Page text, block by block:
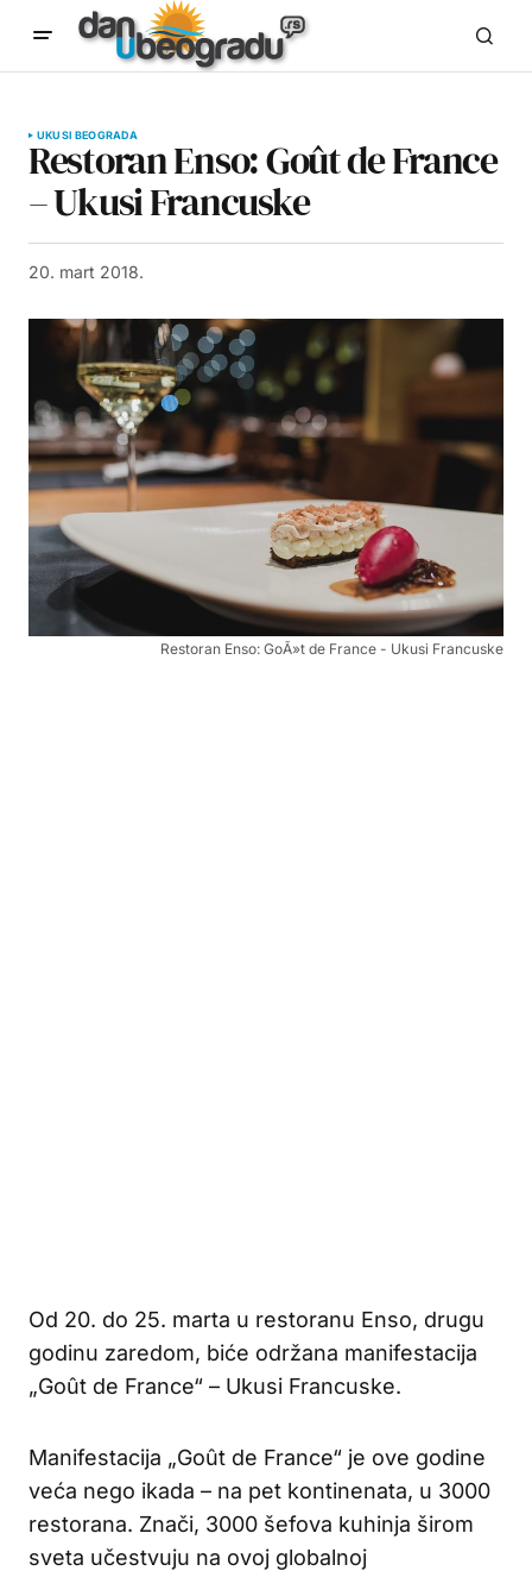
UKUSI BEOGRADA
Restoran Enso: Goût de France
– Ukusi Francuske
20. mart 2018.
Restoran Enso: GoÃ»t de France - Ukusi Francuske
Od 20. do 25. marta u restoranu Enso, drugu
godinu zaredom, biće održana manifestacija
„Goût de France“ – Ukusi Francuske.
Manifestacija „Goût de France“ je ove godine
veća nego ikada – na pet kontinenata, u 3000
restorana. Znači, 3000 šefova kuhinja širom
sveta učestvuju na ovoj globalnoj